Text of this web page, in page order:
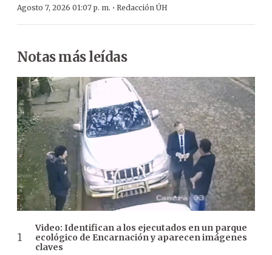
Agosto 7, 2026 01:07 p. m. · Redacción ÚH
Notas más leídas
Video: Identifican a los ejecutados en un parque
ecológico de Encarnación y aparecen imágenes
claves